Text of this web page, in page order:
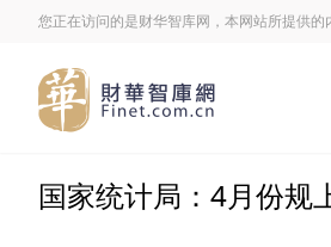
您正在访问的是财华智库网，本网站所提供的
国家统计局：4月份规